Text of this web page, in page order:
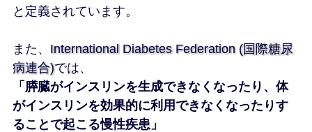
と定義されています。
また、 International Diabetes Federation (国際糖尿
病連合)では、
「膵臓がインスリンを生成できなくなったり、体
がインスリンを効果的に利用できなくなったりす
ることで起こる慢性疾患」